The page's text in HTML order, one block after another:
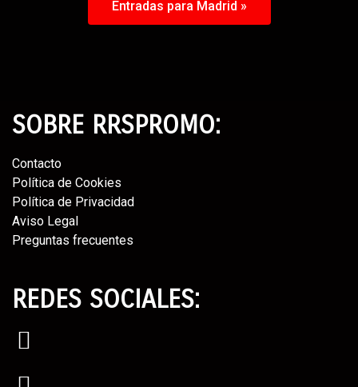
Entradas para Madrid »
SOBRE RRSPROMO:
Contacto⁣
Política de Cookies⁣
Política de Privacidad⁣
Aviso Legal⁣
Preguntas frecuentes
REDES SOCIALES: